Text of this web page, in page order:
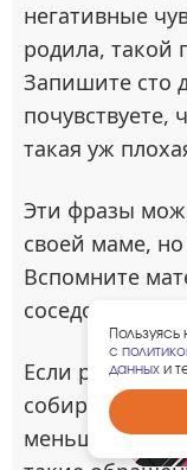
негативные
родила, такой
Запишите сто
почувствуете,
такая уж
Эти фразы
своей маме,
Вспомните
соседок.
Если решите
меньше ста
с
данных и